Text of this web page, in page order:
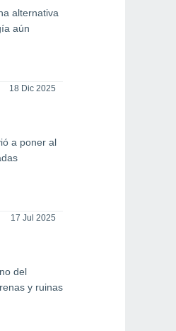
alternativa
aún
18 Dic 2025
a poner al
17 Jul 2025
del
y ruinas